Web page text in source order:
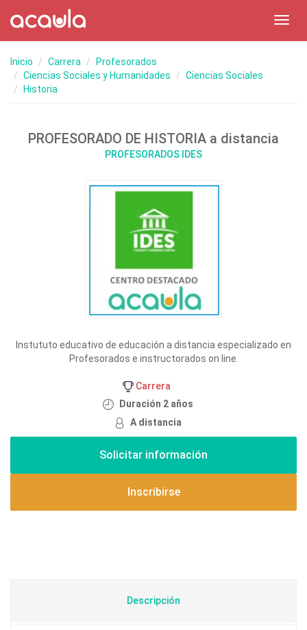
Inicio Carrera
Profesorados
Ciencias Sociales y Humanidades
Ciencias Sociales
Historia
PROFESORADO DE HISTORIA a distancia
PROFESORADOS IDES
Instututo educativo de educación a distancia especializado en
Profesorados e instructorados on line.
Carrera
Duración 2 años
A distancia
Inscribirse
Descripción